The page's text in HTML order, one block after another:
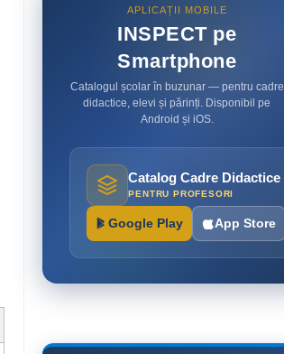
APLICAȚII MOBILE
INSPECT pe
Smartphone
Catalogul școlar în buzunar — pentru cadre
didactice, elevi și părinți. Disponibil pe
Android și iOS.
Catalog Cadre Didactice
PENTRU PROFESORI
Google Play App Store